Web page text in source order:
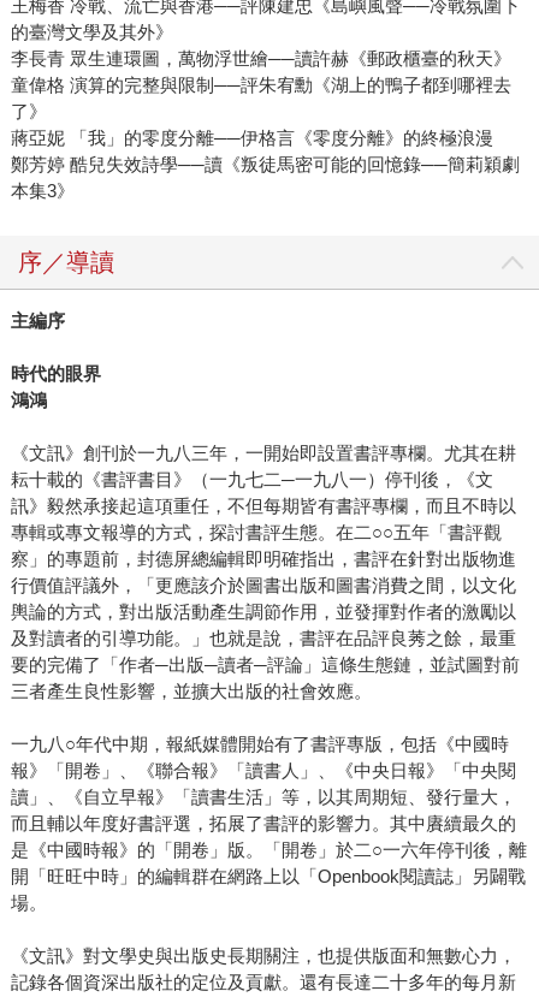
王梅香 冷戰、流亡與香港──評陳建忠《島嶼風聲──冷戰氛圍下
的臺灣文學及其外》
李長青 眾生連環圖，萬物浮世繪──讀許赫《郵政櫃臺的秋天》
童偉格 演算的完整與限制──評朱宥勳《湖上的鴨子都到哪裡去
了》
蔣亞妮 「我」的零度分離──伊格言《零度分離》的終極浪漫
鄭芳婷 酷兒失效詩學──讀《叛徒馬密可能的回憶錄──簡莉穎劇
本集3》
序／導讀
主編序
時代的眼界
鴻鴻
《文訊》創刊於一九八三年，一開始即設置書評專欄。尤其在耕
耘十載的《書評書目》（一九七二─一九八一）停刊後，《文
訊》毅然承接起這項重任，不但每期皆有書評專欄，而且不時以
專輯或專文報導的方式，探討書評生態。在二○○五年「書評觀
察」的專題前，封德屏總編輯即明確指出，書評在針對出版物進
行價值評議外，「更應該介於圖書出版和圖書消費之間，以文化
輿論的方式，對出版活動產生調節作用，並發揮對作者的激勵以
及對讀者的引導功能。」也就是說，書評在品評良莠之餘，最重
要的完備了「作者─出版─讀者─評論」這條生態鏈，並試圖對前
三者產生良性影響，並擴大出版的社會效應。
一九八○年代中期，報紙媒體開始有了書評專版，包括《中國時
報》「開卷」、《聯合報》「讀書人」、《中央日報》「中央閱
讀」、《自立早報》「讀書生活」等，以其周期短、發行量大，
而且輔以年度好書評選，拓展了書評的影響力。其中賡續最久的
是《中國時報》的「開卷」版。「開卷」於二○一六年停刊後，離
開「旺旺中時」的編輯群在網路上以「Openbook閱讀誌」另闢戰
場。
《文訊》對文學史與出版史長期關注，也提供版面和無數心力，
記錄各個資深出版社的定位及貢獻。還有長達二十多年的每月新